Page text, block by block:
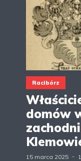
Racibórz
domów
15 marca 2025